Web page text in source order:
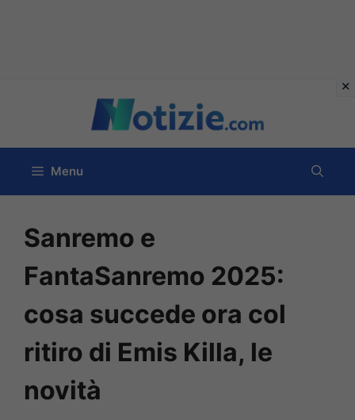
contenuto
Menu
Sanremo e
FantaSanremo 2025:
cosa succede ora col
ritiro di Emis Killa, le
novità